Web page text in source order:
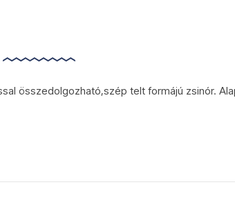
összedolgozható,szép telt formájú zsinór.